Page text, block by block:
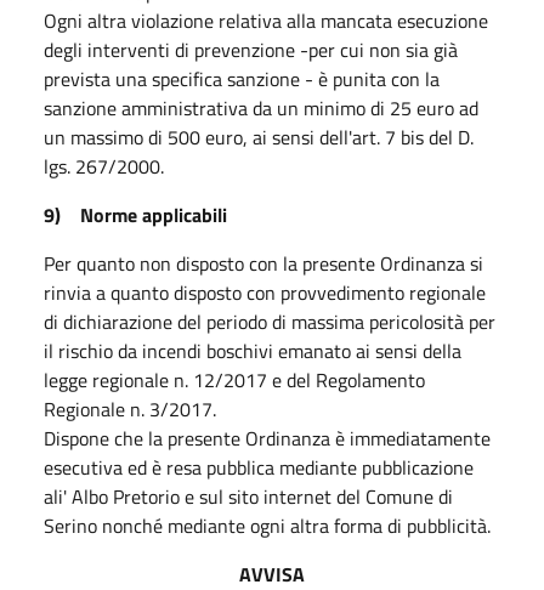
Ogni altra violazione relativa alla mancata esecuzione
degli interventi di prevenzione -per cui non sia già
prevista una specifica sanzione - è punita con la
sanzione amministrativa da un minimo di 25 euro ad
un massimo di 500 euro, ai sensi dell'art. 7 bis del D.
lgs. 267/2000.
9) Norme applicabili
Per quanto non disposto con la presente Ordinanza si
rinvia a quanto disposto con provvedimento regionale
di dichiarazione del periodo di massima pericolosità per
il rischio da incendi boschivi emanato ai sensi della
legge regionale n. 12/2017 e del Regolamento
Regionale n. 3/2017.
Dispone che la presente Ordinanza è immediatamente
esecutiva ed è resa pubblica mediante pubblicazione
ali' Albo Pretorio e sul sito internet del Comune di
Serino nonché mediante ogni altra forma di pubblicità.
AVVISA